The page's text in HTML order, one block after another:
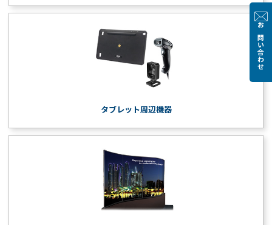
お問い合わせ
タブレット周辺機器